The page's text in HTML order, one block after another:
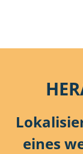
eines